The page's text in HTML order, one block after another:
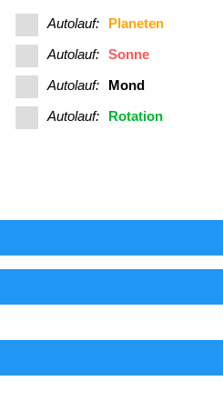
Autolauf:
Planeten
Autolauf:
Sonne
Autolauf:
Mond
Autolauf:
Rotation